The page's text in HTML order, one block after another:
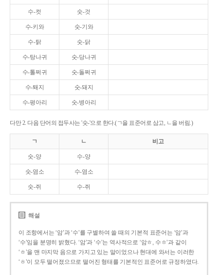
수-컷 숫-것
수-키와 숫-기와
수-탉 숫-닭
수-탕나귀 숫-당나귀
수-톨쩌귀 숫-돌쩌귀
수-퇘지 숫-돼지
수-평아리 숫-병아리
다만 2. 다음 단어의 접두사는 '숫-'으로 한다.(ㄱ을 표준어로 삼고, ㄴ을 버림.)
ㄱ ㄴ 비고
숫-양 수-양
숫-염소 수-염소
숫-쥐 수-쥐
해설
이 조항에서는 ‘암’과 ‘수’를 구별하여 쓸 때의 기본적 표준어는 ‘암’과
‘수’임을 분명히 밝혔다. ‘암’과 ‘수’는 역사적으로 ‘암ㅎ, 수ㅎ’과 같이
‘ㅎ’을 맨 마지막 음으로 가지고 있는 말이었으나 현대에 와서는 이러한
‘ㅎ’이 모두 떨어졌으므로 떨어진 형태를 기본적인 표준어로 규정하였다.